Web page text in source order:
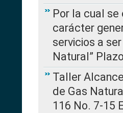
Por la cual
carácter
servicios a
Natural”
Taller
de Gas
116 No. 7-15